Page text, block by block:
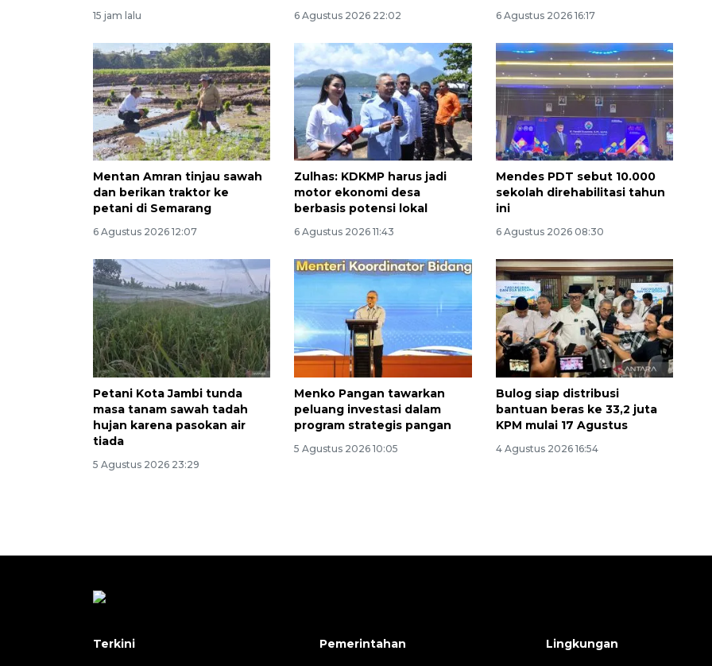
15 jam lalu 6 Agustus 2026 22:02 6 Agustus 2026 16:17
Mentan Amran tinjau sawah
dan berikan traktor ke
petani di Semarang
6 Agustus 2026 12:07
Zulhas: KDKMP harus jadi
motor ekonomi desa
berbasis potensi lokal
6 Agustus 2026 11:43
Mendes PDT sebut 10.000
sekolah direhabilitasi tahun
ini
6 Agustus 2026 08:30
Petani Kota Jambi tunda
masa tanam sawah tadah
hujan karena pasokan air
tiada
5 Agustus 2026 23:29
Menko Pangan tawarkan
peluang investasi dalam
program strategis pangan
5 Agustus 2026 10:05
Bulog siap distribusi
bantuan beras ke 33,2 juta
KPM mulai 17 Agustus
4 Agustus 2026 16:54
132 ribu keluarga graduasi dari
kemiskinan
2026-08-07 06:45:00
Terkini
Pemerintahan
Lingkungan